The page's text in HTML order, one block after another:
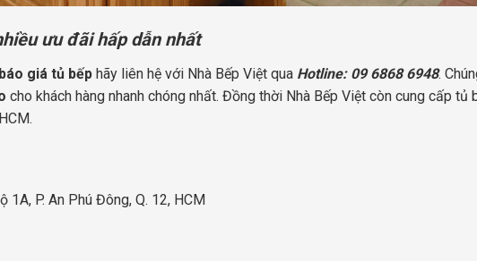
ưu đãi hấp dẫn nhất
báo giá tủ bếp hãy liên hệ với Nhà Bếp Việt qua Hotline: 09 6868 6948.
cho khách hàng nhanh chóng nhất. Đồng thời Nhà Bếp Việt còn cung cấp tủ
1A, P. An Phú Đông, Q. 12, HCM